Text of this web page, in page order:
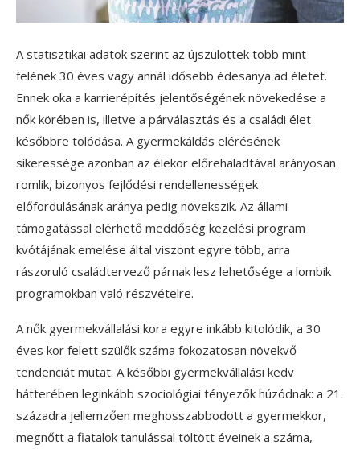
A statisztikai adatok szerint az újszülöttek több mint
felének 30 éves vagy annál idősebb édesanya ad életet.
Ennek oka a karrierépítés jelentőségének növekedése a
nők körében is, illetve a párválasztás és a családi élet
későbbre tolódása. A gyermekáldás elérésének
sikeressége azonban az élekor előrehaladtával arányosan
romlik, bizonyos fejlődési rendellenességek
előfordulásának aránya pedig növekszik. Az állami
támogatással elérhető meddőség kezelési program
kvótájának emelése által viszont egyre több, arra
rászoruló családtervező párnak lesz lehetősége a lombik
programokban való részvételre.
A nők gyermekvállalási kora egyre inkább kitolódik, a 30
éves kor felett szülők száma fokozatosan növekvő
tendenciát mutat. A későbbi gyermekvállalási kedv
hátterében leginkább szociológiai tényezők húzódnak: a 21.
századra jellemzően meghosszabbodott a gyermekkor,
megnőtt a fiatalok tanulással töltött éveinek a száma,